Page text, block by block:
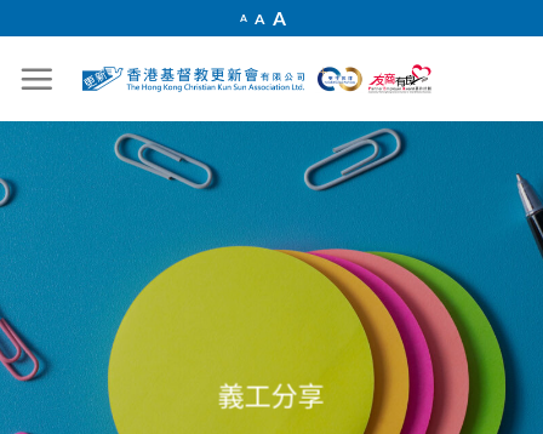
content
ADecrease
size.
AReset
size.
AIncrease
font
size.
義工分享